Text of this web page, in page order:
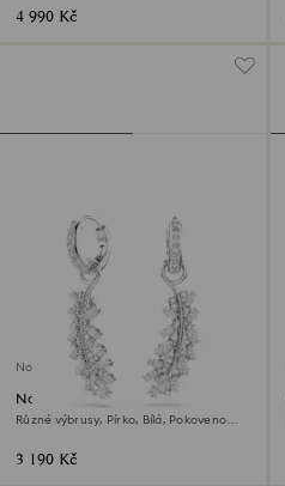
4 990 Kč
Novinka
Náušnice Vienna
Různé výbrusy, Pírko, Bílá, Pokoveno
3 190 Kč